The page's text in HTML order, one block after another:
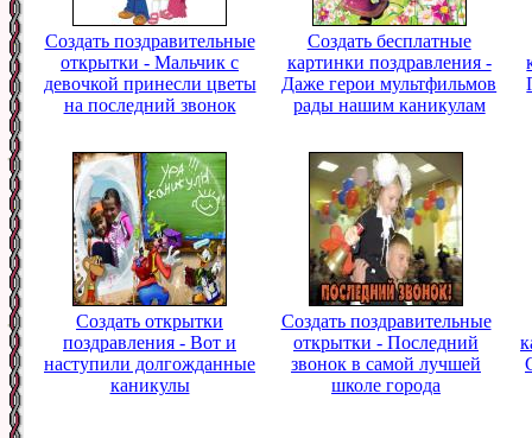
Создать поздравительные
открытки - Мальчик с
девочкой принесли цветы
на последний звонок
Создать бесплатные
картинки поздравления -
Даже герои мультфильмов
рады нашим каникулам
Создать открытки
поздравления - Вот и
наступили долгожданные
каникулы
Создать поздравительные
открытки - Последний
звонок в самой лучшей
школе города